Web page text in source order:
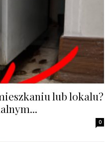
lub lokalu?
0